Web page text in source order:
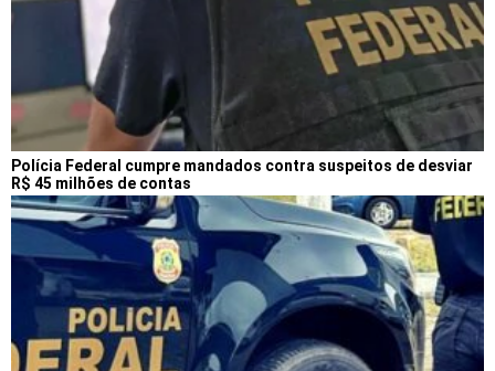
Polícia Federal cumpre mandados contra suspeitos de desviar
R$ 45 milhões de contas